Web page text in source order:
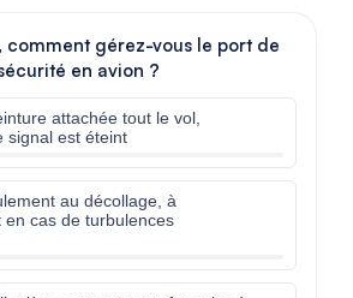
comment gérez-vous le port de
en avion ?
attachée tout le vol,
signal est éteint
au décollage, à
en cas de turbulences